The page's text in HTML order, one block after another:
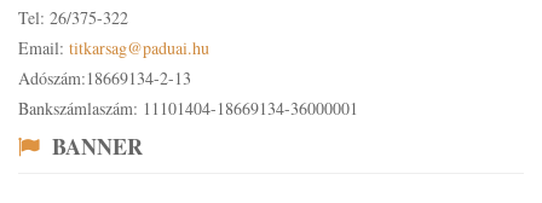
Tel: 26/375-322
Email: titkarsag@paduai.hu
Adószám:18669134-2-13
Bankszámlaszám: 11101404-18669134-36000001
BANNER